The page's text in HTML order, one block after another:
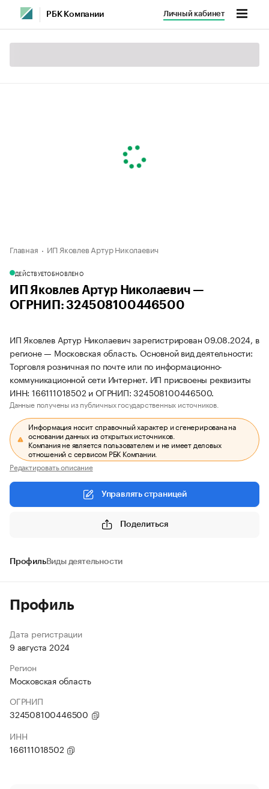
РБК Компании Личный кабинет
Главная ИП Яковлев Артур Николаевич
ДЕЙСТВУЕТОБНОВЛЕНО
ИП Яковлев Артур Николаевич —
ОГРНИП: 324508100446500
ИП Яковлев Артур Николаевич зарегистрирован 09.08.2024, в
регионе — Московская область. Основной вид деятельности:
Торговля розничная по почте или по информационно-
коммуникационной сети Интернет. ИП присвоены реквизиты
ИНН: 166111018502 и ОГРНИП: 324508100446500.
Данные получены из публичных государственных источников.
Информация носит справочный характер и сгенерирована на
основании данных из открытых источников.
Компания не является пользователем и не имеет деловых
отношений с сервисом РБК Компании.
Редактировать описание
Управлять страницей
Поделиться
ПрофильВиды деятельности
Профиль
Дата регистрации
9 августа 2024
Регион
Московская область
ОГРНИП
324508100446500
ИНН
166111018502